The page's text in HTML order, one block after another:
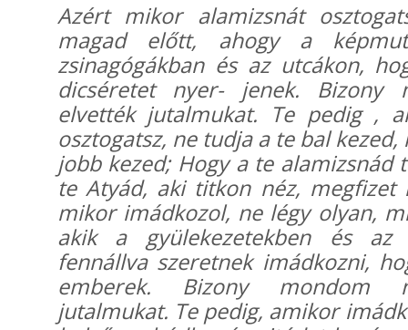
Azért mikor alamizsnát
magad előtt, ahogy a
zsinagógákban és az utcákon,
dicséretet nyer- jenek. Bizony
elvették jutalmukat. Te pedig ,
osztogatsz, ne tudja a te bal
jobb kezed; Hogy a te alamizsnád
te Atyád, aki titkon néz, megfizet
mikor imádkozol, ne légy olyan,
akik a gyülekezetekben és az
fennállva szeretnek imádkozni,
emberek. Bizony mondom
jutalmukat. Te pedig, amikor